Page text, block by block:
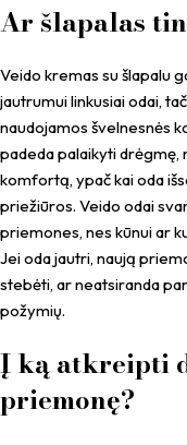
Ar šlapalas
Veido kremas su šlapalu
jautrumui linkusiai odai,
naudojamos švelnesnės
padeda palaikyti
komfortą, ypač kai oda
priežiūros. Veido odai
priemones, nes kūnui ar
Jei oda jautri, naują
stebėti, ar neatsiranda
požymių.
Į ką atkreipti
priemonę?